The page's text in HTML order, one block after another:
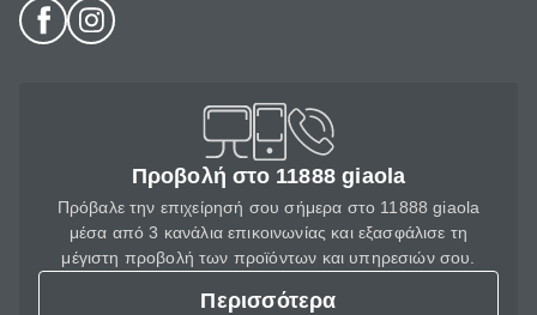
Προβολή στο 11888 giaola
Πρόβαλε την επιχείρησή σου σήμερα στο 11888 giaola
μέσα από 3 κανάλια επικοινωνίας και εξασφάλισε τη
μέγιστη προβολή των προϊόντων και υπηρεσιών σου.
Περισσότερα